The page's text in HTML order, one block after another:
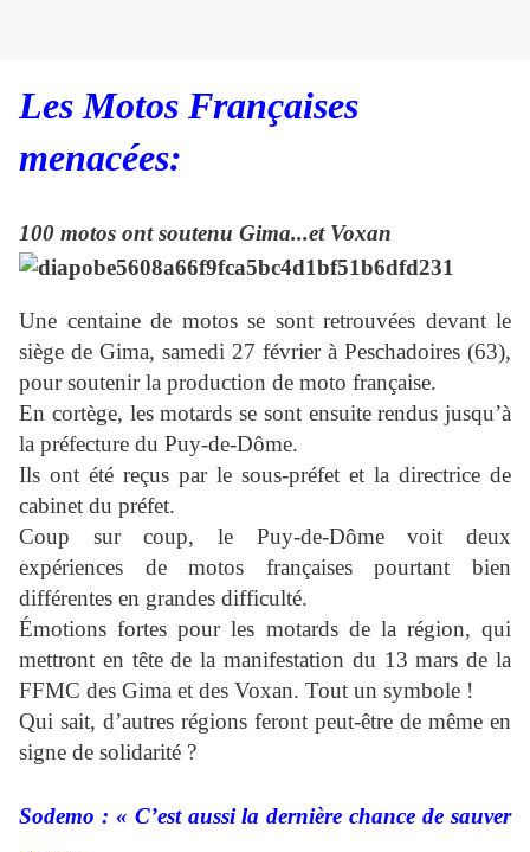
Les Motos Françaises
menacées:
100 motos ont soutenu Gima...et Voxan
Une centaine de motos se sont retrouvées devant le
siège de Gima, samedi 27 février à Peschadoires (63),
pour soutenir la production de moto française.
En cortège, les motards se sont ensuite rendus jusqu’à
la préfecture du Puy-de-Dôme.
Ils ont été reçus par le sous-préfet et la directrice de
cabinet du préfet.
Coup sur coup, le Puy-de-Dôme voit deux
expériences de motos françaises pourtant bien
différentes en grandes difficulté.
Émotions fortes pour les motards de la région, qui
mettront en tête de la manifestation du 13 mars de la
FFMC des Gima et des Voxan. Tout un symbole !
Qui sait, d’autres régions feront peut-être de même en
signe de solidarité ?
Sodemo : « C’est aussi la dernière chance de sauver